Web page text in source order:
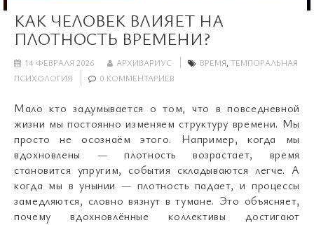
КАК ЧЕЛОВЕК ВЛИЯЕТ НА
ПЛОТНОСТЬ ВРЕМЕНИ?
14 ФЕВРАЛЯ 2026 АРХИВАРИУС ВРЕМЯ, ТЕМПОРАЛЬНАЯ
ПСИХОЛОГИЯ
0 КОММЕНТАРИЕВ
Мало кто задумывается о том, что в повседневной
жизни мы постоянно изменяем структуру времени. Мы
просто не осознаём этого. Например, когда мы
вдохновлены — плотность возрастает, время
становится упругим, события складываются легче. А
когда мы в унынии — плотность падает, и процессы
замедляются, словно вязнут в тумане. Это объясняет,
почему вдохновлённые коллективы достигают